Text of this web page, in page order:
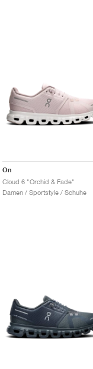
On
Cloud 6 "Orchid & Fade"
Damen / Sportstyle / Schuhe